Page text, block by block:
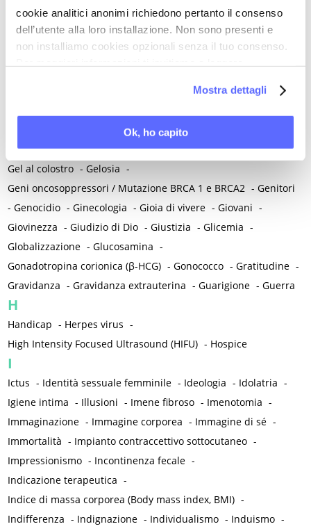
cookie analitici anonimi richiedono pertanto il consenso
dell’utente alla loro installazione. Non sono presenti e
non installiamo cookies opzionali senza il tuo consenso.
Mostra dettagli
Ok, ho capito
Fitocomplessi -Fitoestrogeni -Fitoterapici e integratori -
Flora intestinale / Microbiota -Fluconazolo -
Flussi abbondanti -Fobia -Fobia sociale -Follia
-
Gabapentin -Gardnerella -Gastroenterologia -
Gel al colostro -Gelosia -
Geni oncosoppressori / Mutazione BRCA 1 e BRCA2 -Genitori
-Genocidio -Ginecologia -Gioia di vivere -Giovani -
Giovinezza -Giudizio di Dio -Giustizia -Glicemia -
Globalizzazione -Glucosamina -
Gonadotropina corionica (β-HCG) -Gonococco -Gratitudine -
Gravidanza -Gravidanza extrauterina -Guarigione -Guerra
H
Handicap - Herpes virus -
High Intensity Focused Ultrasound (HIFU) - Hospice
I
Ictus - Identità sessuale femminile - Ideologia - Idolatria -
Igiene intima - Illusioni - Imene fibroso - Imenotomia -
Immaginazione - Immagine corporea - Immagine di sé -
Immortalità - Impianto contraccettivo sottocutaneo -
Impressionismo - Incontinenza fecale -
Indicazione terapeutica -
Indice di massa corporea (Body mass index, BMI) -
Indifferenza - Indignazione - Individualismo - Induismo -